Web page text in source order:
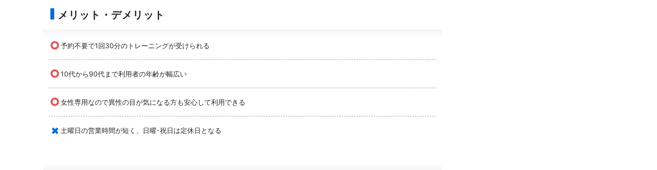
メリット・デメリット
○予約不要で1回30分のトレーニングが受けられる
○10代から90代まで利用者の年齢が幅広い
○女性専用なので異性の目が気になる方も安心して利用できる
× 土曜日の営業時間が短く、日曜･祝日は定休日となる